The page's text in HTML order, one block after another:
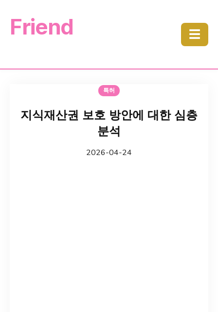
Friend ☰
특허
지식재산권 보호 방안에 대한 심층
분석
2026-04-24